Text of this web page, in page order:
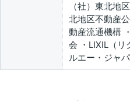
（社）東北地
北地区不動産
動産流通機構
会 ・LIXIL（リ
ルエー・ジャ